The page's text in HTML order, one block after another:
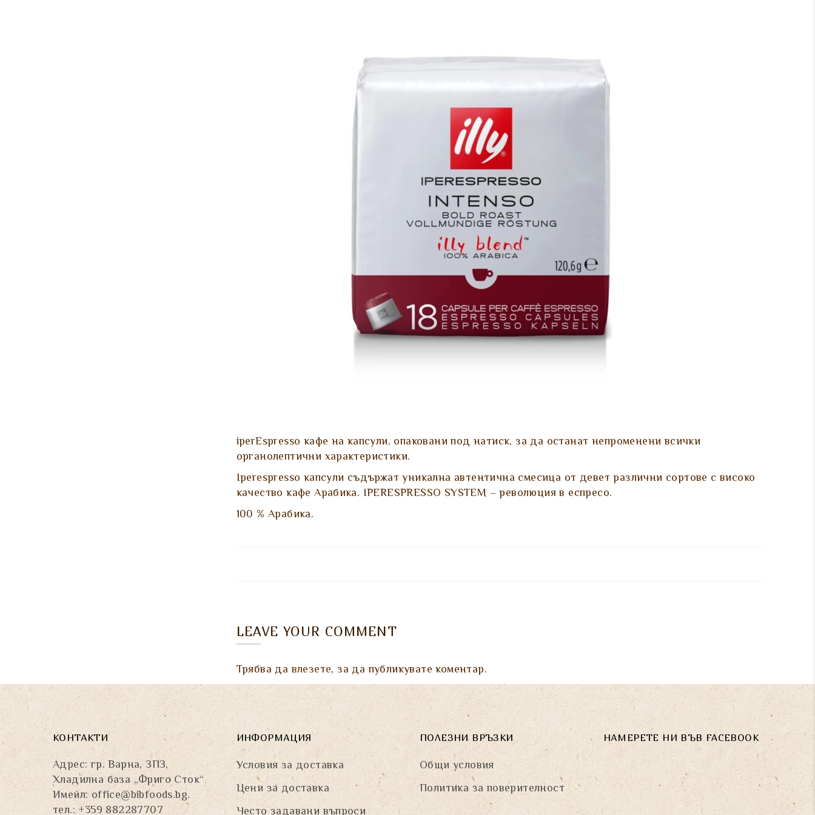
iperEspresso кафе на капсули, опаковани под натиск, за да останат непроменени всички
органолептични характеристики.
Iperespresso капсули съдържат уникална автентична смесица от девет различни сортове с високо
качество кафе Арабика. IPERESPRESSO SYSTEM – революция в еспресо.
100 % Арабика.
LEAVE YOUR COMMENT
Трябва давлезете, за да публикувате коментар.
КОНТАКТИ
Адрес: гр. Варна, ЗПЗ,
Хладилна база „Фриго Сток“
Имейл:office@bibfoods.bg.
тел.: +359 882287707
ИНФОРМАЦИЯ
Условия за доставка
Цени за доставка
ПОЛЕЗНИ ВРЪЗКИ
Общи условия
Политика за поверителност
НАМЕРЕТЕ НИ ВЪВ FACEBOOK